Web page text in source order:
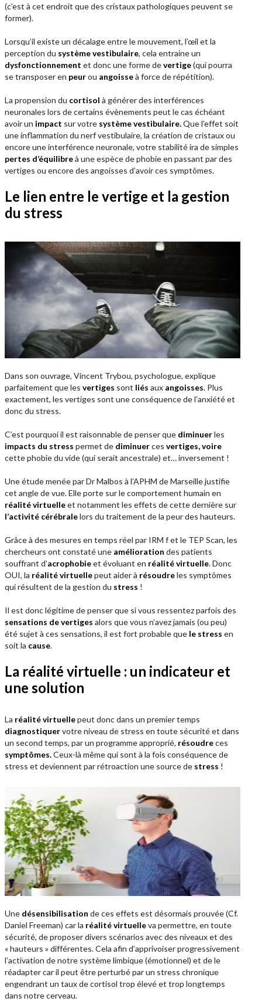
(c’est à cet endroit que des cristaux pathologiques peuvent se
former).
Lorsqu’il existe un décalage entre le mouvement, l’œil et la
perception du système vestibulaire, cela entraine un
dysfonctionnement et donc une forme devertige(qui pourra
se transposer en peurou angoisseà force de répétition).
La propension du cortisol à générer des interférences
neuronales lors de certains évènements peut le cas échéant
avoir un impact sur votre système vestibulaire.Que l’effet soit
une inflammation du nerf vestibulaire, la création de cristaux ou
encore une interférence neuronale, votre stabilité ira de simples
pertes d’équilibreà une espèce de phobie en passant par des
vertiges ou encore des angoisses d’avoir ces symptômes.
Le lien entre le vertige et la gestion
du stress
Dans son ouvrage, Vincent Trybou, psychologue, explique
parfaitement que les vertiges sont liés aux angoisses. Plus
exactement, les vertiges sont une conséquence de l’anxiété et
donc du stress.
C’est pourquoi il est raisonnable de penser que diminuerles
impacts du stress permet de diminuerces vertiges, voire
cette phobie du vide (qui serait ancestrale) et… inversement !
Une étude menée par Dr Malbos à l’APHM de Marseille justifie
cet angle de vue. Elle porte sur le comportement humain en
réalité virtuelleet notamment les effets de cette dernière sur
l’activité cérébralelors du traitement de la peur des hauteurs.
Grâce à des mesures en temps réel par IRM f et le TEP Scan, les
chercheurs ont constaté une amélioration des patients
souffrant d’acrophobieet évoluant en réalité virtuelle. Donc
OUI, la réalité virtuellepeut aider à résoudreles symptômes
qui résultent de la gestion du stress !
Il est donc légitime de penser que si vous ressentez parfois des
sensations de vertiges alors que vous n’avez jamais (ou peu)
été sujet à ces sensations, il est fort probable que le stress en
soit la cause.
La réalité virtuelle : un indicateur et
une solution
La réalité virtuellepeut donc dans un premier temps
diagnostiquervotre niveau de stress en toute sécurité et dans
un second temps, par un programme approprié, résoudreces
symptômes.Ceux-là même qui sont à la fois conséquence de
stress et deviennent par rétroaction une source de stress !
Une désensibilisation de ces effets est désormais prouvée (Cf.
Daniel Freeman) car la réalité virtuelleva permettre, en toute
sécurité, de proposer divers scénarios avec des niveaux et des
« hauteurs » différentes. Cela afin d’apprivoiser progressivement
l’activation de notre système limbique (émotionnel) et de le
réadapter car il peut être perturbé par un stress chronique
engendrant un taux de cortisol trop élevé et trop longtemps
dans notre cerveau.